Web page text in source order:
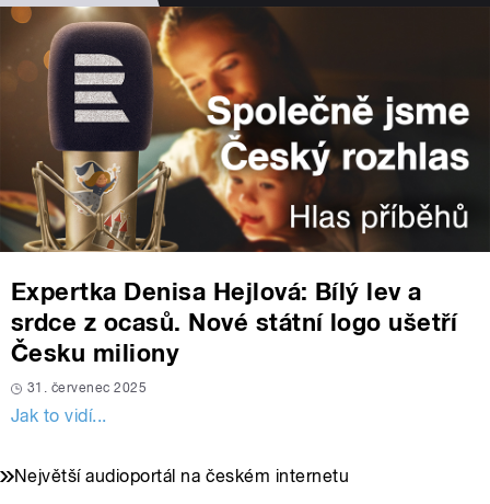
Expertka Denisa Hejlová: Bílý lev a
srdce z ocasů. Nové státní logo ušetří
Česku miliony
31. červenec 2025
Jak to vidí...
Největší audioportál na českém internetu